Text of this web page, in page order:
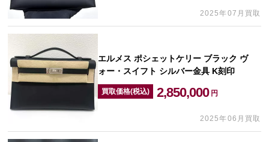
2025年07月買取
エルメス ポシェットケリー ブラック ヴ
ォー・スイフト シルバー金具 K刻印
買取価格(税込) 2,850,000 円
2025年06月買取